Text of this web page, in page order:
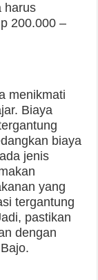
harus
200.000 –
menikmati
Biaya
biaya
jenis
yang
tergantung
pastikan
dengan